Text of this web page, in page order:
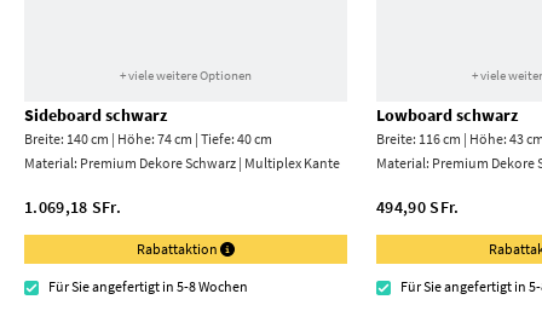
+ viele weitere Optionen
Sideboard schwarz
Breite: 140 cm | Höhe: 74 cm | Tiefe: 40 cm
Material: Premium Dekore Schwarz | Multiplex Kante
1.069,18 SFr.
Rabattaktion
Für Sie angefertigt in 5-8 Wochen
+ viele
Lowboard schwarz
Breite: 116 cm | Höhe: 43
Material: Premium Dekore
494,90 SFr.
Für Sie angefertigt in